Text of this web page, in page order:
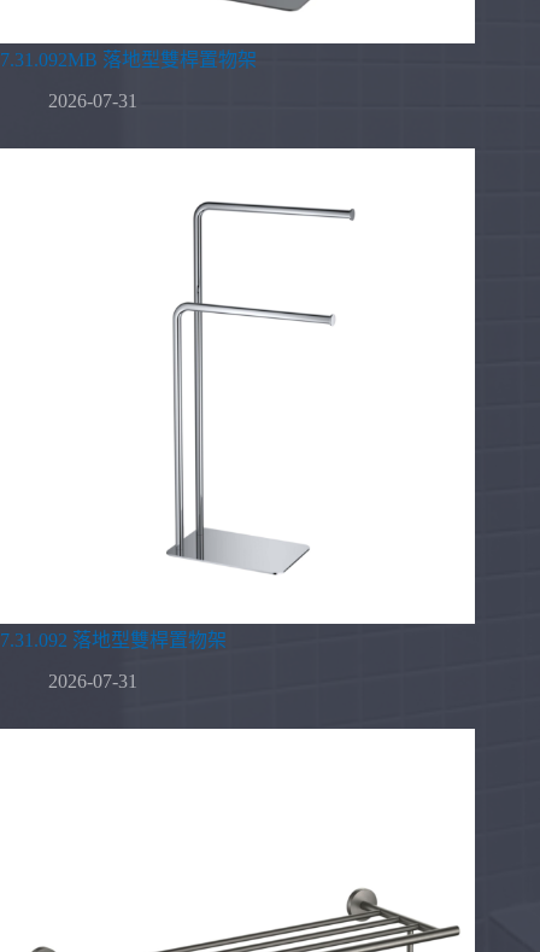
7.31.092MB 落地型雙桿置物架
2026-07-31
7.31.092 落地型雙桿置物架
2026-07-31